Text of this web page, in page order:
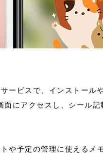
ービスで、インストール
にアクセスし、シール
や予定の管理に使えるメ